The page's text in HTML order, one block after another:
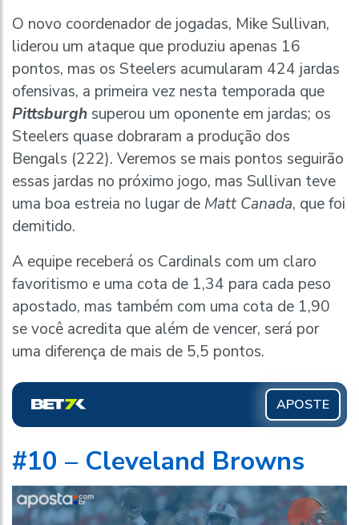
O novo coordenador de jogadas, Mike Sullivan,
liderou um ataque que produziu apenas 16
pontos, mas os Steelers acumularam 424 jardas
ofensivas, a primeira vez nesta temporada que
Pittsburgh superou um oponente em jardas; os
Steelers quase dobraram a produção dos
Bengals (222). Veremos se mais pontos seguirão
essas jardas no próximo jogo, mas Sullivan teve
uma boa estreia no lugar de Matt Canada, que foi
demitido.
A equipe receberá os Cardinals com um claro
favoritismo e uma cota de 1,34 para cada peso
apostado, mas também com uma cota de 1,90
se você acredita que além de vencer, será por
uma diferença de mais de 5,5 pontos.
APOSTE
#10 – Cleveland Browns